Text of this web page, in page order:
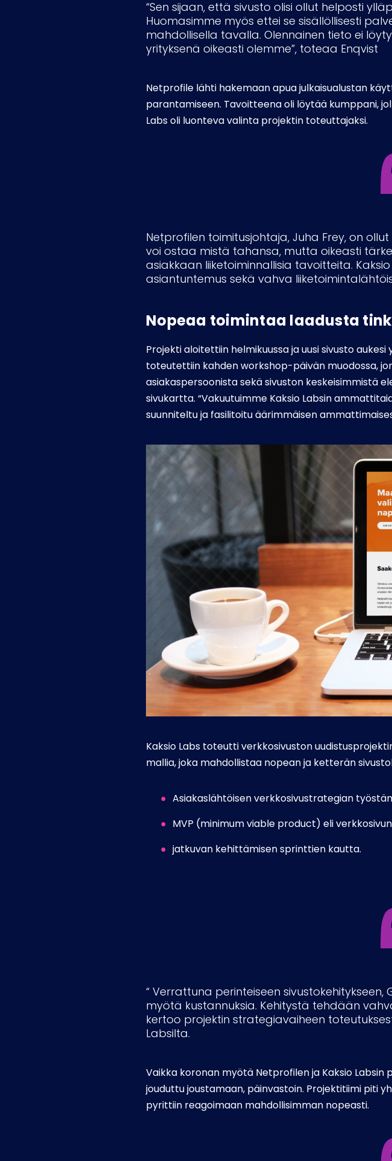
“Sen sijaan, että sivusto olisi ollut helposti
Huomasimme myös ettei se sisällöllisesti
mahdollisella tavalla. Olennainen tieto ei
yrityksenä oikeasti olemme”, toteaa Enqvist
Netprofile lähti hakemaan apua julkaisualustan
parantamiseen. Tavoitteena oli löytää kumppani,
Labs oli luonteva valinta projektin toteuttajaksi.
Netprofilen toimitusjohtaja, Juha Frey, on
voi ostaa mistä tahansa, mutta oikeasti
asiakkaan liiketoiminnallisia tavoitteita.
asiantuntemus sekä vahva
Nopeaa toimintaa laadusta
Projekti aloitettiin helmikuussa ja uusi sivusto
toteutettiin kahden workshop-päivän muodossa,
asiakaspersoonista sekä sivuston keskeisimmistä
sivukartta. “Vakuutuimme Kaksio Labsin
suunniteltu ja fasilitoitu äärimmäisen
Kaksio Labs toteutti verkkosivuston
mallia, joka mahdollistaa nopean ja ketterän
Asiakaslähtöisen verkkosivustrategian
MVP (minimum viable product) eli
jatkuvan kehittämisen sprinttien kautta.
“ Verrattuna perinteiseen
myötä kustannuksia. Kehitystä tehdään
kertoo projektin strategiavaiheen
Labsilta.
Vaikka koronan myötä Netprofilen ja Kaksio
jouduttu joustamaan, päinvastoin. Projektitiimi piti
pyrittiin reagoimaan mahdollisimman nopeasti.